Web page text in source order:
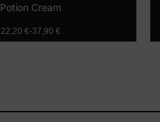
Potion Cream
22,20 €-37,90 €